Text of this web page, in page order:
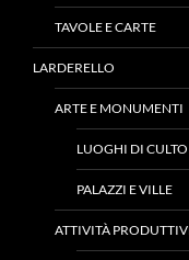
TAVOLE E CARTE
LARDERELLO
ARTE E MONUMENTI
LUOGHI DI CULTO
PALAZZI E VILLE
ATTIVITÀ